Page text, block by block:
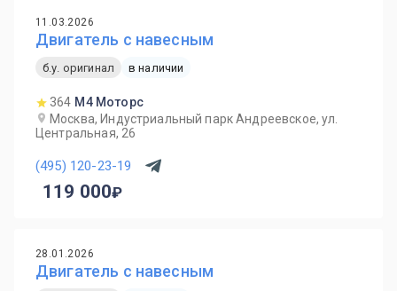
11.03.2026
Двигатель с навесным
б.у. оригинал в наличии
364 М4 Моторс
Москва, Индустриальный парк Андреевское, ул.
Центральная, 26
(495) 120-23-19
119 000
28.01.2026
Двигатель с навесным